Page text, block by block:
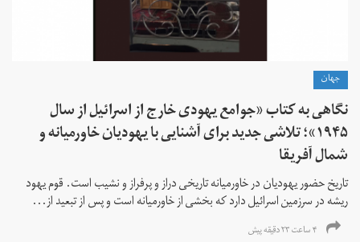
جهان
نگاهی به کتاب «جوامع یهودی خارج از اسرائیل از سال
۱۹۴۵»؛ تلاشی جدید برای آشنایی با یهودیان خاورمیانه و
شمال آفریقا
تاریخ حضور یهودیان در خاورمیانه تاریخی دراز و پرفراز و نشیب است. قوم یهود
ریشه در سرزمین اسرائیل دارد که بخشی از خاورمیانه است و پس از تبعید از...
۴ ساعت ۲۳ دقیقه پیش